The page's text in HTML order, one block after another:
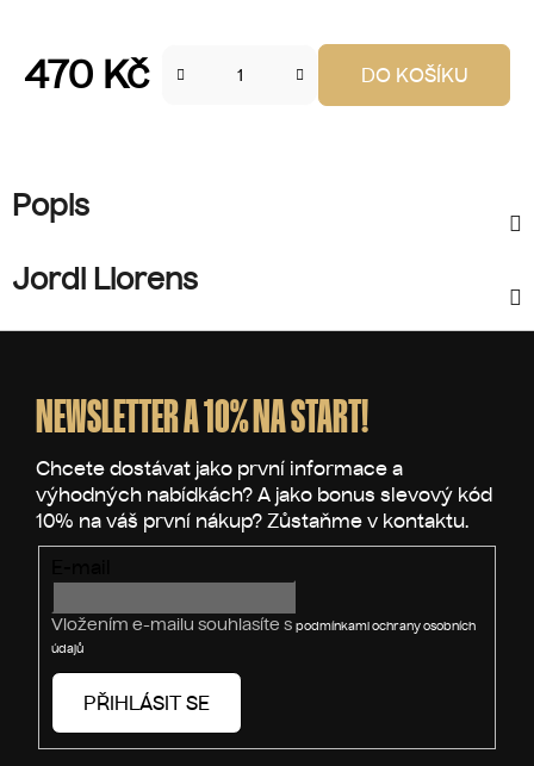
470 Kč DO KOŠÍKU
Popis
Jordi Llorens
NEWSLETTER A 10% NA START!
Vložením e-mailu souhlasíte s podmínkami ochrany osobních
údajů
PŘIHLÁSIT SE